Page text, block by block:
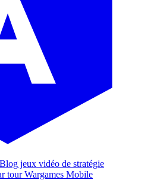
jeux vidéo de stratégie
tourWargames Mobile